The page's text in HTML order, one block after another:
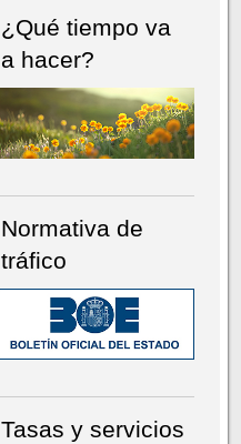
¿Qué tiempo va
a hacer?
Normativa de
tráfico
Tasas y servicios